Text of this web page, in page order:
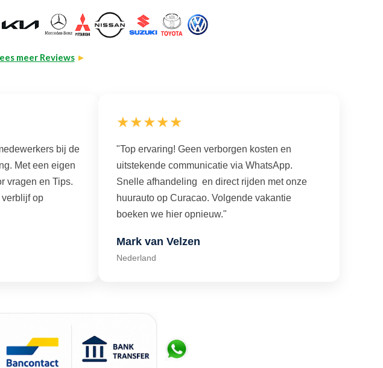
meer Reviews►
bij de
Met een eigen
vragen en Tips.
op
★★★★★
"Top ervaring! Geen verborgen kosten en
uitstekende communicatie via WhatsApp.
Snelle afhandeling en direct rijden met onze
huurauto op Curacao. Volgende vakantie
boeken we hier opnieuw."
Mark van Velzen
Nederland